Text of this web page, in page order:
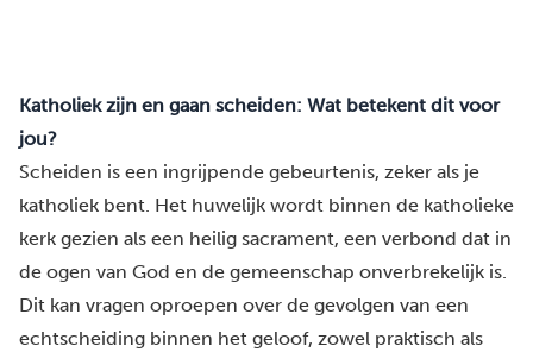
Katholiek zijn en gaan scheiden: Wat betekent dit voor
jou?
Scheiden is een ingrijpende gebeurtenis, zeker als je
katholiek bent. Het huwelijk wordt binnen de katholieke
kerk gezien als een heilig sacrament, een verbond dat in
de ogen van God en de gemeenschap onverbrekelijk is.
Dit kan vragen oproepen over de gevolgen van een
echtscheiding binnen het geloof, zowel praktisch als